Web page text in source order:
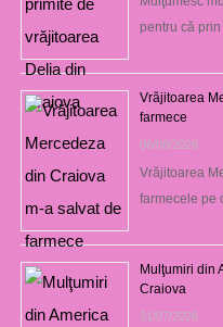
pentru că prin
Vrăjitoarea
farmece
06/08/2026
Vrăjitoarea
farmecele pe
Mulţumiri din
Craiova
31/07/2026